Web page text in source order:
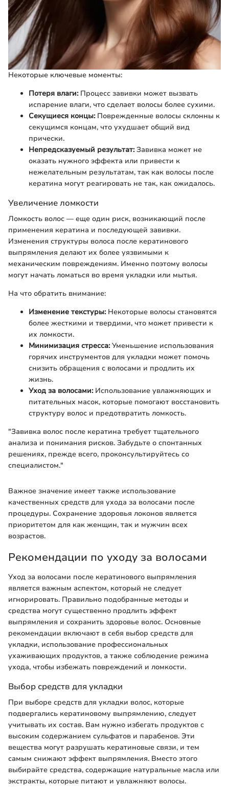
Некоторые ключевые моменты:
Потеря влаги:Процесс завивки может вызвать
испарение влаги, что сделает волосы более сухими.
Секущиеся концы:Поврежденные волосы склонны к
секущимся концам, что ухудшает общий вид
прически.
Непредсказуемый результат:Завивка может не
оказать нужного эффекта или привести к
нежелательным результатам, так как волосы после
кератина могут реагировать не так, как ожидалось.
Увеличение ломкости
Ломкость волос — еще один риск, возникающий после
применения кератина и последующей завивки.
Изменения структуры волоса после кератинового
выпрямления делают их более уязвимыми к
механическим повреждениям. Именно поэтому волосы
могут начать ломаться во время укладки или мытья.
На что обратить внимание:
Изменение текстуры:Некоторые волосы становятся
более жесткими и твердими, что может привести к
их ломкости.
Минимизация стресса:Уменьшение использования
горячих инструментов для укладки может помочь
снизить обращения с волосами и продлить их
жизнь.
Уход за волосами:Использование увлажняющих и
питательных масок, которые помогают восстановить
структуру волос и предотвратить ломкость.
"Завивка волос после кератина требует тщательного
анализа и понимания рисков. Забудьте о спонтанных
решениях, прежде всего, проконсультируйтесь со
специалистом."
Важное значение имеет также использование
качественных средств для ухода за волосами после
процедуры. Сохранение здоровья локонов является
приоритетом для как женщин, так и мужчин всех
возрастов.
Рекомендации по уходу за волосами
Уход за волосами после кератинового выпрямления
является важным аспектом, который не следует
игнорировать. Правильно подобранные методы и
средства могут существенно продлить эффект
выпрямления и сохранить здоровье волос. Основные
рекомендации включают в себя выбор средств для
укладки, использование профессиональных
ухаживающих продуктов, а также соблюдение режима
ухода, чтобы избежать повреждений и ломкости.
Выбор средств для укладки
При выборе средств для укладки волос, которые
подвергались кератиновому выпрямлению, следует
учитывать их состав. Вам нужно избегать продуктов с
высоким содержанием сульфатов и парабенов. Эти
вещества могут разрушать кератиновые связи, и тем
самым снижают эффект выпрямления. Вместо этого
выбирайте средства, содержащие натуральные масла или
экстракты, которые питают и увлажняют волосы.